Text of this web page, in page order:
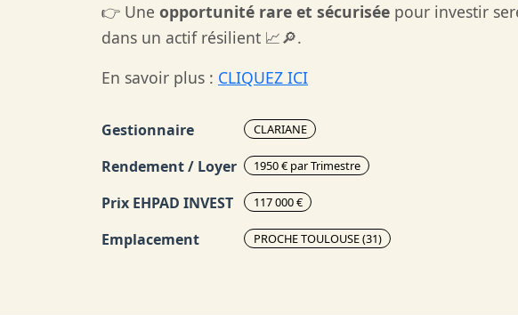
👉 Une opportunité rare et sécurisée pour investir
dans un actif résilient 📈🔎.
En savoir plus : CLIQUEZ ICI
Gestionnaire CLARIANE
Rendement / Loyer 1950 € par Trimestre
Prix EHPAD INVEST 117 000 €
Emplacement PROCHE TOULOUSE (31)